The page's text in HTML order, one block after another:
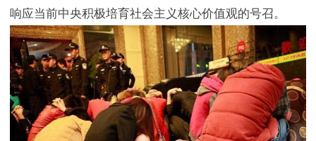
响应当前中央积极培育社会主义核心价值观的号召。